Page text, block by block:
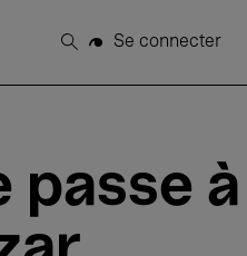
Rechercher
Se connecter
passe à